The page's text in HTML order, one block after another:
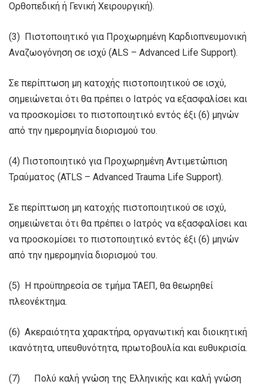
Ορθοπεδική ή Γενική Χειρουργική).
(3) Πιστοποιητικό για Προχωρημένη Καρδιοπνευμονική
Αναζωογόνηση σε ισχύ (ALS – Advanced Life Support).
Σε περίπτωση μη κατοχής πιστοποιητικού σε ισχύ,
σημειώνεται ότι θα πρέπει ο Ιατρός να εξασφαλίσει και
να προσκομίσει το πιστοποιητικό εντός έξι (6) μηνών
από την ημερομηνία διορισμού του.
(4) Πιστοποιητικό για Προχωρημένη Αντιμετώπιση
Τραύματος (ATLS – Advanced Trauma Life Support).
Σε περίπτωση μη κατοχής πιστοποιητικού σε ισχύ,
σημειώνεται ότι θα πρέπει ο Ιατρός να εξασφαλίσει και
να προσκομίσει το πιστοποιητικό εντός έξι (6) μηνών
από την ημερομηνία διορισμού του.
(5) Η προϋπηρεσία σε τμήμα ΤΑΕΠ, θα θεωρηθεί
πλεονέκτημα.
(6) Ακεραιότητα χαρακτήρα, οργανωτική και διοικητική
ικανότητα, υπευθυνότητα, πρωτοβουλία και ευθυκρισία.
(7) Πολύ καλή γνώση της Ελληνικής και καλή γνώση